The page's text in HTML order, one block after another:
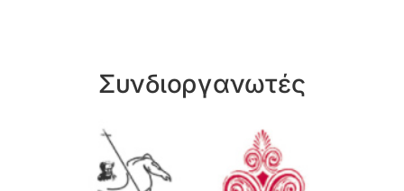
Συνδιοργανωτές